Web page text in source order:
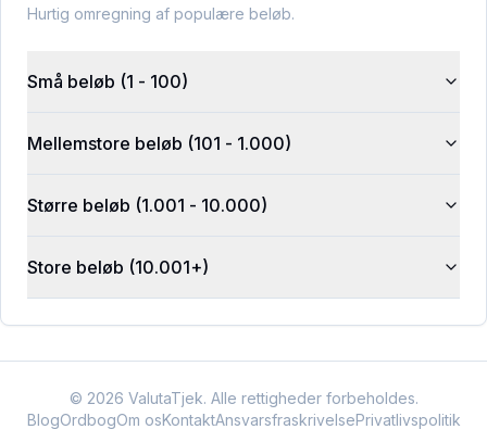
Hurtig omregning af populære beløb.
Små beløb (1 - 100)
Mellemstore beløb (101 - 1.000)
Større beløb (1.001 - 10.000)
Store beløb (10.001+)
© 2026 ValutaTjek. Alle rettigheder forbeholdes.
BlogOrdbogOm osKontaktAnsvarsfraskrivelsePrivatlivspolitik